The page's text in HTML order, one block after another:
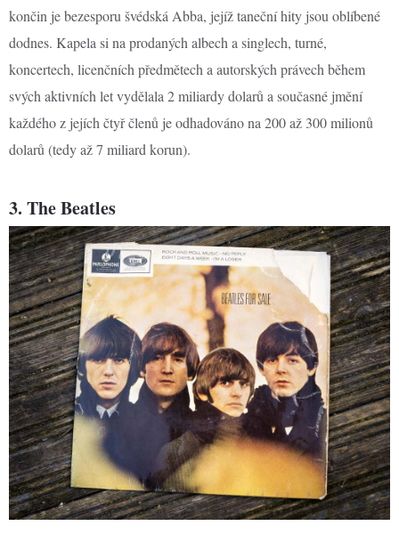
končin je bezesporu švédská Abba, jejíž taneční hity jsou oblíbené
dodnes. Kapela si na prodaných albech a singlech, turné,
koncertech, licenčních předmětech a autorských právech během
svých aktivních let vydělala 2 miliardy dolarů a současné jmění
každého z jejích čtyř členů je odhadováno na 200 až 300 milionů
dolarů (tedy až 7 miliard korun).
3. The Beatles